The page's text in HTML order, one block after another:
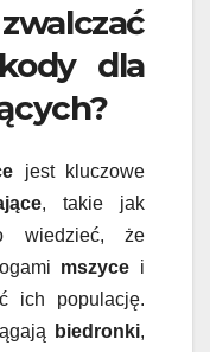
dla
jest kluczowe
, takie jak
wiedzieć, że
mszyce i
ich populację.
biedronki,